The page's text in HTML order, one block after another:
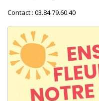
Contact : 03.84.79.60.40